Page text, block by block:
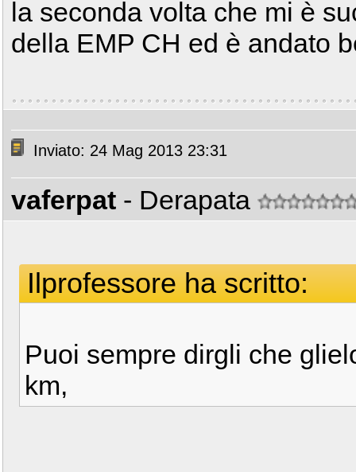
la seconda volta che mi è
della EMP CH ed è andato
Inviato: 24 Mag 2013 23:31
vaferpat - Derapata
Ilprofessore ha scritto:
Puoi sempre dirgli che
km,